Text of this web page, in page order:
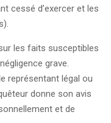
cessé d’exercer et les
les faits susceptibles
grave.
représentant légal ou
donne son avis
et de